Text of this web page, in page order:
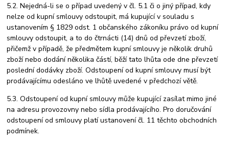
5.2. Nejedná-li se o případ uvedený v čl. 5.1 či o jiný případ, kdy
nelze od kupní smlouvy odstoupit, má kupující v souladu s
ustanovením § 1829 odst. 1 občanského zákoníku právo od kupní
smlouvy odstoupit, a to do čtrnácti (14) dnů od převzetí zboží,
přičemž v případě, že předmětem kupní smlouvy je několik druhů
zboží nebo dodání několika částí, běží tato lhůta ode dne převzetí
poslední dodávky zboží. Odstoupení od kupní smlouvy musí být
prodávajícímu odesláno ve lhůtě uvedené v předchozí větě.
5.3. Odstoupení od kupní smlouvy může kupující zasílat mimo jiné
na adresu provozovny nebo sídla prodávajícího. Pro doručování
odstoupení od smlouvy platí ustanovení čl. 11 těchto obchodních
podmínek.